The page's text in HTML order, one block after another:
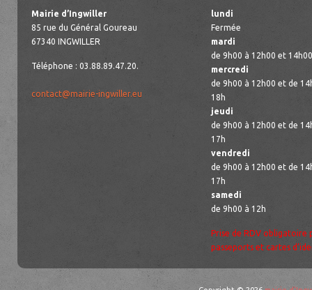
Mairie d’Ingwiller
85 rue du Général Goureau
67340 INGWILLER
Téléphone : 03.88.89.47.20.
contact@mairie-ingwiller.eu
lundi
Fermée
mardi
de 9h00 à 12h00 et
mercredi
de 9h00 à 12h00 et de
18h
jeudi
de 9h00 à 12h00 et de
17h
vendredi
de 9h00 à 12h00 et de
17h
samedi
de 9h00 à 12h
Prise de RDV obligatoire
passeports et cartes